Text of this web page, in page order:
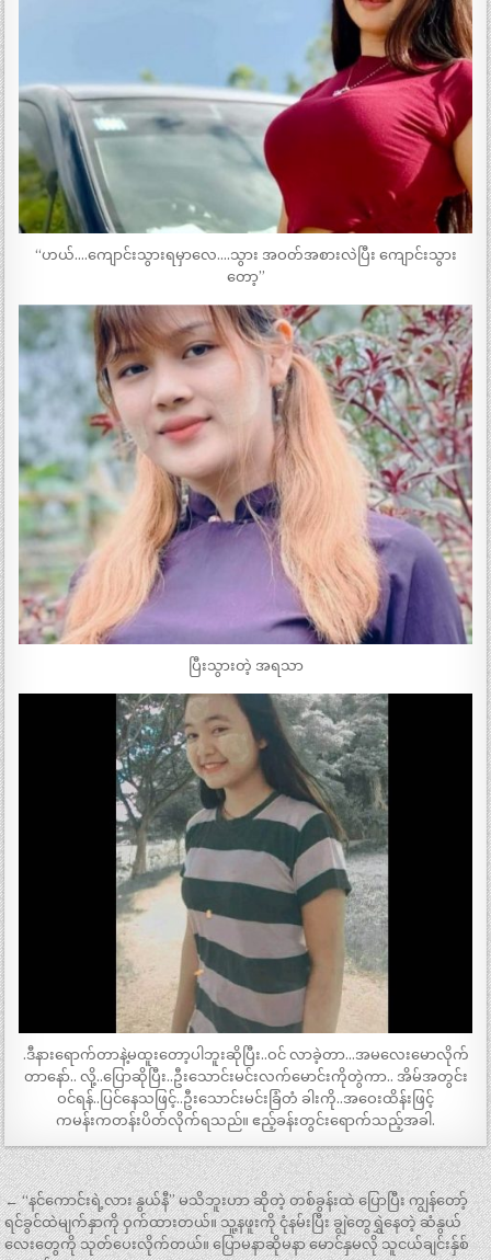
“ဟယ်….ကျောင်းသွားရမှာလေ….သွား အဝတ်အစားလဲပြီး ကျောင်းသွား
တော့”
ပြီးသွားတဲ့ အရသာ
.ဒီနားရောက်တာနဲ့မထူးတော့ပါဘူးဆိုပြီး..ဝင် လာခဲ့တာ…အမလေးမောလိုက်
တာနော်.. လို့..ပြောဆိုပြီး..ဦးသောင်းမင်းလက်မောင်းကိုတွဲကာ.. အိမ်အတွင်း
ဝင်ရန်..ပြင်နေသဖြင့်..ဦးသောင်းမင်းခြံတံ ခါးကို..အဝေးထိန်းဖြင့်
ကမန်းကတန်းပိတ်လိုက်ရသည်။ ဧည့်ခန်းတွင်းရောက်သည့်အခါ.
Post
navigation
← “နင်ကောင်းရဲ့လား နွယ်နီ” မသိဘူးဟာ ဆိုတဲ့ တစ်ခွန်းထဲ ပြောပြီး ကျွန်တော့်
ရင်ခွင်ထဲမျက်နှာကို ဝှက်ထားတယ်။ သူ့နဖူးကို ငုံနမ်းပြီး ချွဲတွေရွှဲနေတဲ့ ဆံနွယ်
လေးတွေကို သုတ်ပေးလိုက်တယ်။ ပြောမနာဆိုမနာ မောင်နှမလို သူငယ်ချင်းနှ်စ်